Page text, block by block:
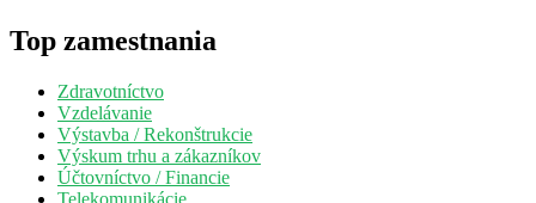
Top zamestnania
Zdravotníctvo
Vzdelávanie
Výstavba / Rekonštrukcie
Výskum trhu a zákazníkov
Účtovníctvo / Financie